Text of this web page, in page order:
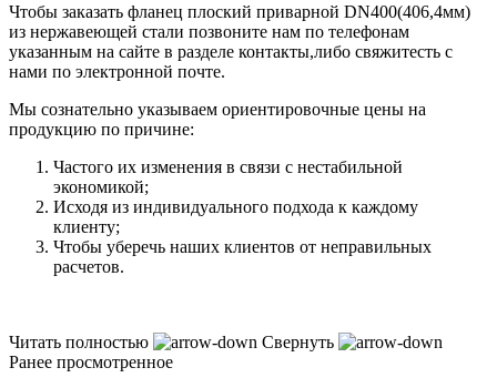
Чтобы заказать фланец плоский приварной DN400(406,4мм)
из нержавеющей стали позвоните нам по телефонам
указанным на сайте в разделе контакты,либо свяжитесть с
нами по электронной почте.
Мы сознательно указываем ориентировочные цены на
продукцию по причине:
Частого их изменения в связи с нестабильной
экономикой;
Исходя из индивидуального подхода к каждому
клиенту;
Чтобы уберечь наших клиентов от неправильных
расчетов.
Читать полностью
Свернуть
Ранее просмотренное